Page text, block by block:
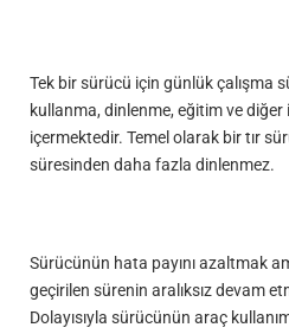
Tek bir sürücü için günlük çalışma
kullanma, dinlenme, eğitim ve
içermektedir. Temel olarak bir tır
süresinden daha fazla dinlenmez.
Sürücünün hata payını azaltmak
geçirilen sürenin aralıksız devam
Dolayısıyla sürücünün araç